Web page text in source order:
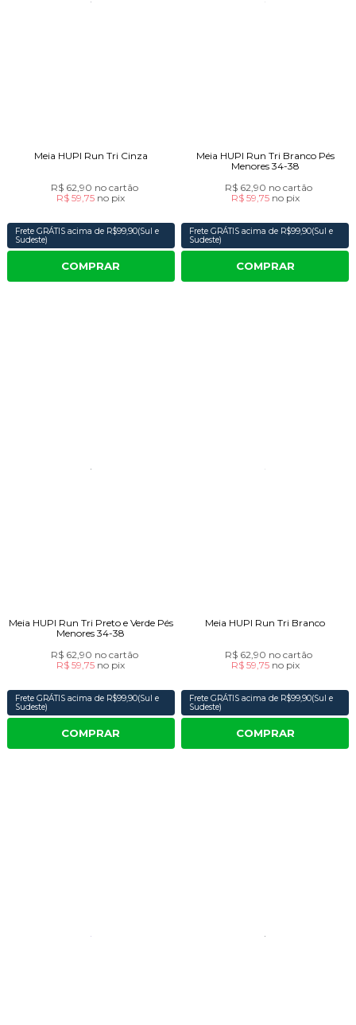
Meia HUPI Run Tri Cinza
R$ 62,90 no cartão
R$ 59,75 no pix
Frete GRÁTIS acima de R$99,90(Sul e
Sudeste)
COMPRAR
Meia HUPI Run Tri Branco Pés
Menores 34-38
R$ 62,90 no cartão
R$ 59,75 no pix
Frete GRÁTIS acima de R$99,90(Sul e
Sudeste)
COMPRAR
Meia HUPI Run Tri Preto e Verde Pés
Menores 34-38
R$ 62,90 no cartão
R$ 59,75 no pix
Frete GRÁTIS acima de R$99,90(Sul e
Sudeste)
COMPRAR
Meia HUPI Run Tri Branco
R$ 62,90 no cartão
R$ 59,75 no pix
Frete GRÁTIS acima de R$99,90(Sul e
Sudeste)
COMPRAR